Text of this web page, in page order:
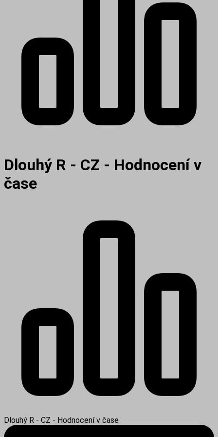
Dlouhý R - CZ - Hodnocení v
čase
Dlouhý R - CZ - Hodnocení v čase